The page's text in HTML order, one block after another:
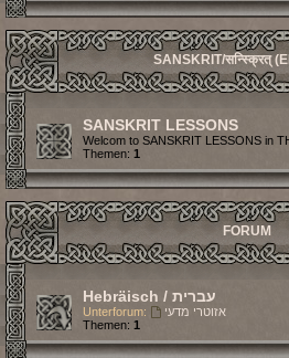
SANSKRIT/सन्स्क्रित्
SANSKRIT LESSONS
Welcom to SANSKRIT LESSONS in
Themen: 1
FORUM
Hebräisch / עברית
Unterforum:
אזוטרי מדעי
Themen: 1